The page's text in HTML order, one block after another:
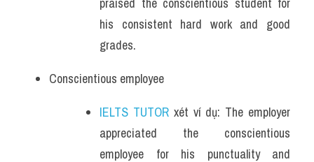
his consistent hard work and good
grades.
Conscientious employee
IELTS TUTOR xét ví dụ: The employer
appreciated the conscientious
employee for his punctuality and